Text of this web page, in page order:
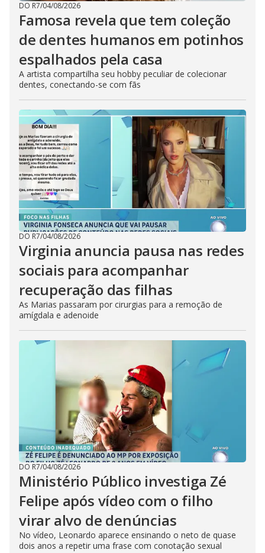
DO R7/04/08/2026
Famosa revela que tem coleção
de dentes humanos em potinhos
espalhados pela casa
A artista compartilha seu hobby peculiar de colecionar
dentes, conectando-se com fãs
DO R7/04/08/2026
Virginia anuncia pausa nas redes
sociais para acompanhar
recuperação das filhas
As Marias passaram por cirurgias para a remoção de
amígdala e adenoide
DO R7/04/08/2026
Ministério Público investiga Zé
Felipe após vídeo com o filho
virar alvo de denúncias
No vídeo, Leonardo aparece ensinando o neto de quase
dois anos a repetir uma frase com conotação sexual